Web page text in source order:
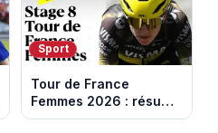
Sport
Tour de France
Femmes 2026 : résumé
vidéo de la 9e étape